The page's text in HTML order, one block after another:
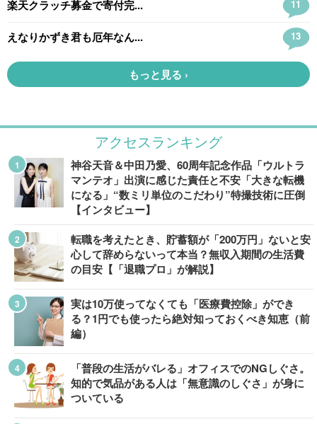
アクセスランキング
神谷天音＆中田乃愛、60周年記念作品「ウルトラ
マンテオ」出演に感じた責任と不安「大きな転機
になる」“数ミリ単位のこだわり”特撮技術に圧倒
【インタビュー】
転職を考えたとき、貯蓄額が「200万円」ないと安
心して辞めらないって本当？無収入期間の生活費
の目安【「退職プロ」が解説】
実は10万使ってなくても「医療費控除」ができ
る？1円でも使ったら絶対知っておくべき知恵（前
編）
「普段の生活がバレる」オフィスでのNGしぐさ。
知的で気品がある人は「無意識のしぐさ」が身に
ついている